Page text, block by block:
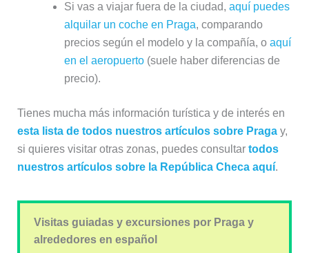
Si vas a viajar fuera de la ciudad, aquí puedes
alquilar un coche en Praga, comparando
precios según el modelo y la compañía, o aquí
en el aeropuerto(suele haber diferencias de
precio).
Tienes mucha más información turística y de interés en
esta lista de todos nuestros artículos sobre Pragay,
si quieres visitar otras zonas, puedes consultar todos
nuestros artículos sobre la República Checa aquí.
Visitas guiadas y excursiones por Praga y
alrededores en español